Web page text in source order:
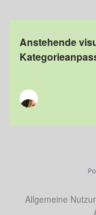
Anstehende
Allgemeine